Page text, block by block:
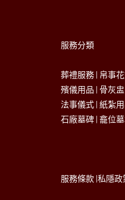
服務分類
葬禮服務
帛事
殯儀用品
骨灰盅
法事儀式 紙紮
石廠墓碑 龕位
服務條款 私隱政